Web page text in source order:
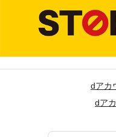
dアカ
dア